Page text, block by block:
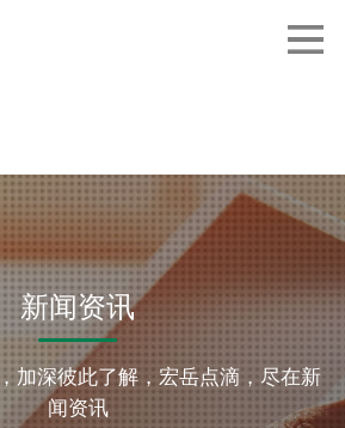
新闻资讯
加深彼此了解，宏岳点滴，尽在新
闻资讯